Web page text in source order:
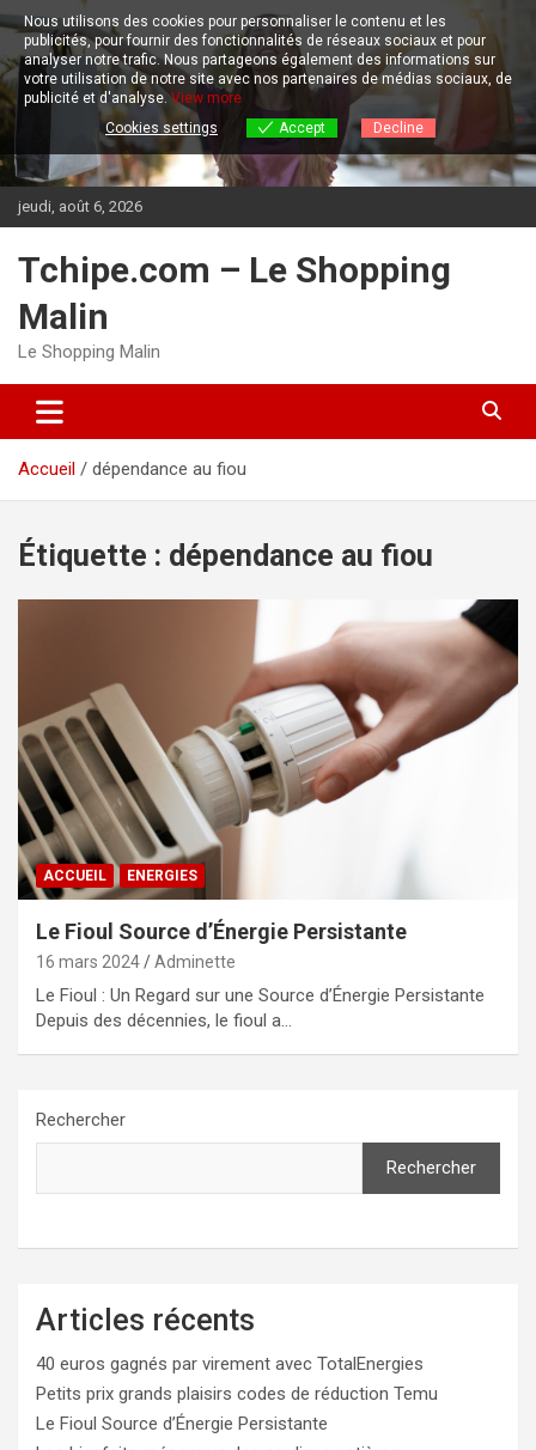
Aller
au
contenu
jeudi, août 6, 2026
Tchipe.com – Le Shopping
Malin
Le Shopping Malin
Accueil dépendance au fiou
Étiquette : dépendance au fiou
ACCUEIL ENERGIES
Le Fioul Source d’Énergie Persistante
16 mars 2024 Adminette
Le Fioul : Un Regard sur une Source d’Énergie Persistante
Depuis des décennies, le fioul a…
Rechercher
Rechercher
Articles récents
40 euros gagnés par virement avec TotalEnergies
Petits prix grands plaisirs codes de réduction Temu
Le Fioul Source d’Énergie Persistante
Nous utilisons des cookies pour personnaliser le contenu et les
publicités, pour fournir des fonctionnalités de réseaux sociaux et pour
analyser notre trafic.Nous partageons également des informations sur
votre utilisation de notre site avec nos partenaires de médias sociaux, de
publicité et d'analyse. View more
Cookies settings
Accept Decline